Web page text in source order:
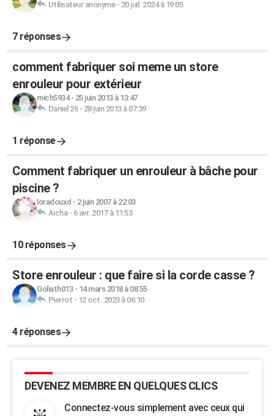
Utilisateur anonyme- 20 juil. 2024 à 19:05
7 réponses
comment fabriquer soi meme un store
enrouleur pour extérieur
mich5934- 25 juin 2013 à 13:47
Daniel 26- 28 juin 2013 à 07:39
1 réponse
Comment fabriquer un enrouleur à bâche pour
piscine ?
loradouxd - 2 juin 2007 à 22:03
Aicha- 6 avr. 2017 à 11:53
10 réponses
Store enrouleur : que faire si la corde casse ?
Goliath013- 14 mars 2018 à 08:55
Pierrot - 12 oct. 2023 à 06:10
4 réponses
DEVENEZ MEMBRE EN QUELQUES CLICS
Connectez-vous simplement avec ceux qui